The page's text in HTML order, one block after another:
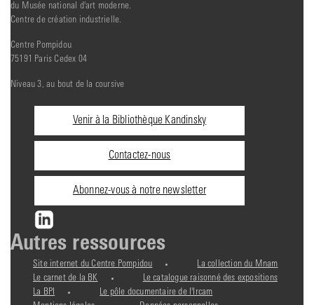
du Musée national d'art moderne.
Centre de création industrielle.
Centre Pompidou
75191 Paris Cedex 04
Niveau 3, au bout de la coursive
Informations
pratiques
Venir à la Bibliothèque Kandinsky
Contactez-nous
Abonnez-vous à notre newsletter
Autres ressources
Site internet du Centre Pompidou
La collection du Mnam
Le carnet de la BK
Le catalogue raisonné des expositions
La BPI
Le pôle documentaire de l'Ircam